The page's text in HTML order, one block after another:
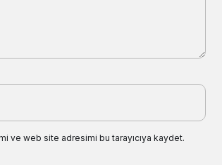
ve web site adresimi bu tarayıcıya kaydet.